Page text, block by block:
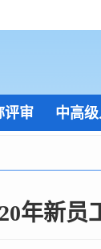
评审 中高
年新员